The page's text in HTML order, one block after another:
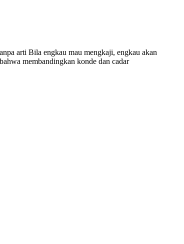
arti Bila engkau mau mengkaji, engkau akan
membandingkan konde dan cadar